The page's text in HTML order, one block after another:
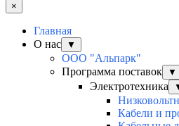
×
Главная
О нас
▼
ООО "Альпарк"
Программа поставок
▼
Электротехника
Кабели и